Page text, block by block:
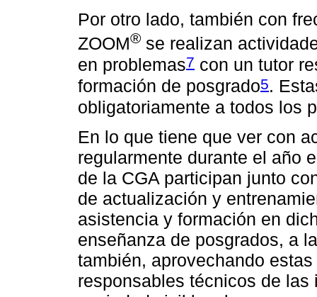
Por otro lado, también con
ZOOM® se realizan
en problemas7 con un tutor
formación de posgrado5.
obligatoriamente a todos los
En lo que tiene que ver con
regularmente durante el año
de la CGA participan junto
de actualización y
asistencia y formación en
enseñanza de posgrados, a
también, aprovechando
responsables técnicos de